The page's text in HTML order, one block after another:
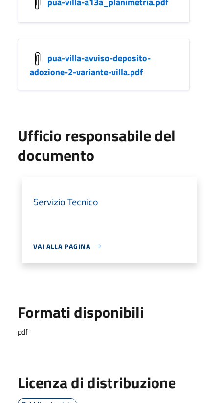
pua-villa-avviso-deposito-
adozione-2-variante-villa.pdf
Ufficio responsabile del
documento
Servizio Tecnico
VAI ALLA PAGINA
Formati disponibili
pdf
Licenza di distribuzione